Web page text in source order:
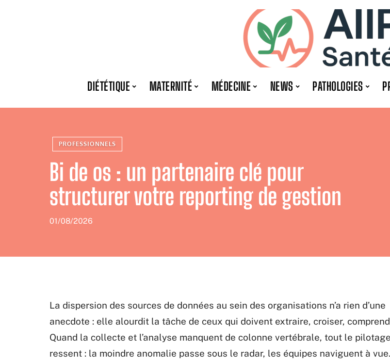
DIÉTÉTIQUE MATERNITÉ MÉDECINE NEWS PATHOLOGIES
PROFESSIONNELS
Bi de os : un partenaire clé pour
structurer votre reporting de gestion
01/08/2026
La dispersion des sources de données au sein des organisations n’a rien d’une
anecdote : elle alourdit la tâche de ceux qui doivent extraire, croiser,
Quand la collecte et l’analyse manquent de colonne vertébrale, tout le pilotage
ressent : la moindre anomalie passe sous le radar, les équipes naviguent à vue.